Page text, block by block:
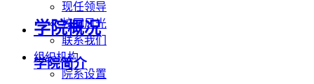
现任领导
校园风光
联系我们
组织机构
院系设置
学院概况
学院简介